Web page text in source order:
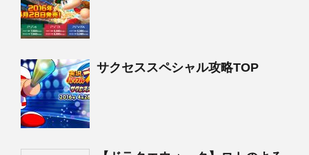
サクセススペシャル攻略TOP